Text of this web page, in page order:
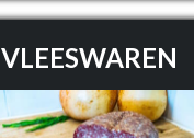
VLEESWAREN